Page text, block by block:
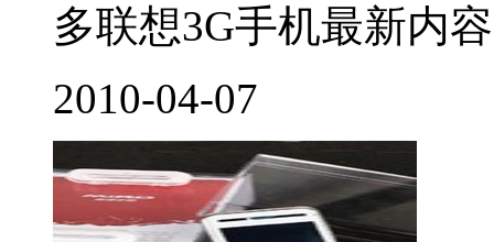
多联想3G手机最新内
2010-04-07